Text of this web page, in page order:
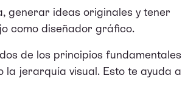
generar ideas originales y tener
como diseñador gráfico.
de los principios fundamentales
la jerarquía visual. Esto te ayuda a